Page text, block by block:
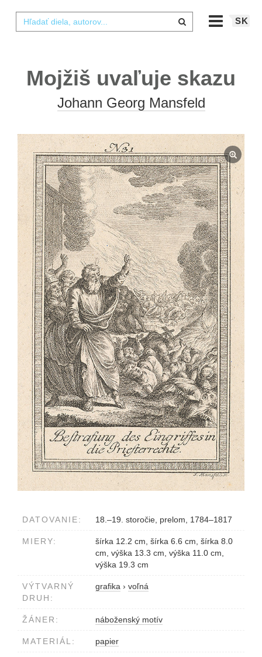
SK
Mojžiš uvaľuje skazu
Johann Georg Mansfeld
DATOVANIE: 18.–19. storočie, prelom, 1784–1817
MIERY:
šírka 12.2 cm, šírka 6.6 cm, šírka 8.0
cm, výška 13.3 cm, výška 11.0 cm,
výška 19.3 cm
VÝTVARNÝ
DRUH:
grafika › voľná
ŽÁNER: náboženský motív
MATERIÁL: papier